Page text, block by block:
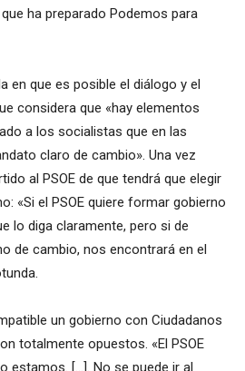
ha preparado Podemos para
en que es posible el diálogo y el
considera que «hay elementos
a los socialistas que en las
claro de cambio». Una vez
al PSOE de que tendrá que elegir
«Si el PSOE quiere formar gobierno
lo diga claramente, pero si de
de cambio, nos encontrará en el
un gobierno con Ciudadanos
totalmente opuestos. «El PSOE
estamos. […]. No se puede ir al